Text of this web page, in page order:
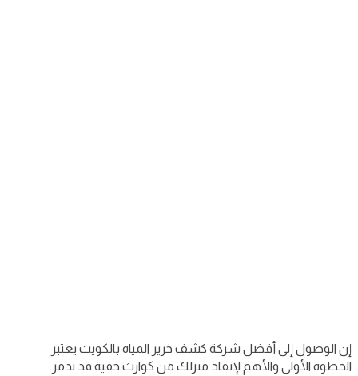
إن الوصول إلى أفضل شركة كشف خرير المياه بالكويت يعتبر
الخطوة الأولى والأهم لإنقاذ منزلك من كوارث خفية قد تدمر